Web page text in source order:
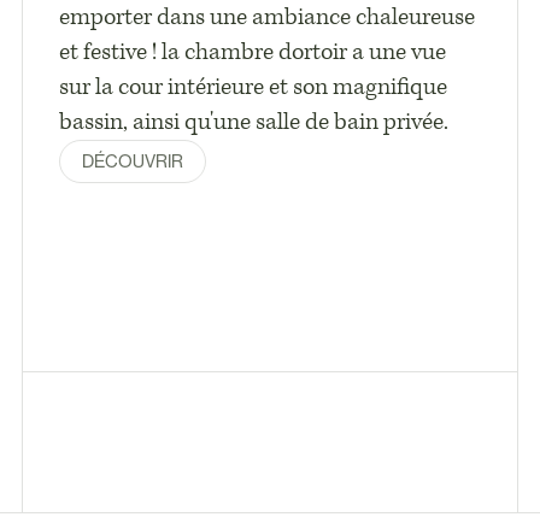
emporter dans une ambiance chaleureuse
et festive ! la chambre dortoir a une vue
sur la cour intérieure et son magnifique
bassin, ainsi qu'une salle de bain privée.
DÉCOUVRIR